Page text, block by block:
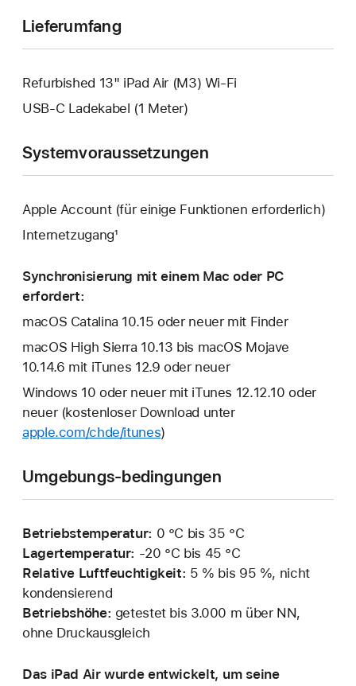
Lieferumfang
Refurbished 13" iPad Air (M3) Wi-Fi
USB‑C Ladekabel (1 Meter)
Systemvoraussetzungen
Apple Account (für einige Funktionen erforderlich)
Internetzugang¹
Synchronisierung mit einem Mac oder PC
erfordert:
macOS Catalina 10.15 oder neuer mit Finder
macOS High Sierra 10.13 bis macOS Mojave
10.14.6 mit iTunes 12.9 oder neuer
Windows 10 oder neuer mit iTunes 12.12.10 oder
neuer (kostenloser Download unter
apple.com/chde/itunes)
Umgebungs-bedingungen
Betriebstemperatur: 0 °C bis 35 °C
Lagertemperatur: ‑20 °C bis 45 °C
Relative Luftfeuchtigkeit: 5 % bis 95 %, nicht
kondensierend
Betriebshöhe: getestet bis 3.000 m über NN,
ohne Druckausgleich
Das iPad Air wurde entwickelt, um seine